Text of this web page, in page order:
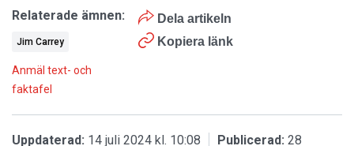
Dela artikeln
Kopiera länk
Relaterade ämnen:
Jim Carrey
Anmäl text- och
faktafel
Uppdaterad: 14 juli 2024 kl. 10:08 Publicerad: 28